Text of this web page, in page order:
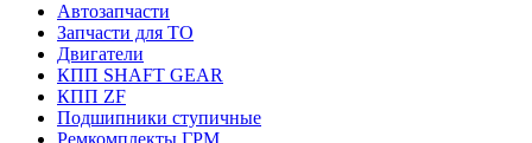
Автозапчасти
Запчасти для ТО
Двигатели
КПП SHAFT GEAR
КПП ZF
Подшипники ступичные
Ремкомплекты ГРМ